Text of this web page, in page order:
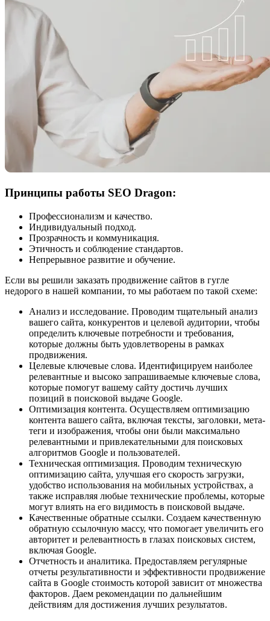
Принципы работы SEO Dragon:
Профессионализм и качество.
Индивидуальный подход.
Прозрачность и коммуникация.
Этичность и соблюдение стандартов.
Непрерывное развитие и обучение.
Если вы решили заказать продвижение сайтов в гугле
недорого в нашей компании, то мы работаем по такой схеме:
Анализ и исследование. Проводим тщательный анализ
вашего сайта, конкурентов и целевой аудитории, чтобы
определить ключевые потребности и требования,
которые должны быть удовлетворены в рамках
продвижения.
Целевые ключевые слова. Идентифицируем наиболее
релевантные и высоко запрашиваемые ключевые слова,
которые помогут вашему сайту достичь лучших
позиций в поисковой выдаче Google.
Оптимизация контента. Осуществляем оптимизацию
контента вашего сайта, включая тексты, заголовки, мета-
теги и изображения, чтобы они были максимально
релевантными и привлекательными для поисковых
алгоритмов Google и пользователей.
Техническая оптимизация. Проводим техническую
оптимизацию сайта, улучшая его скорость загрузки,
удобство использования на мобильных устройствах, а
также исправляя любые технические проблемы, которые
могут влиять на его видимость в поисковой выдаче.
Качественные обратные ссылки. Создаем качественную
обратную ссылочную массу, что помогает увеличить его
авторитет и релевантность в глазах поисковых систем,
включая Google.
Отчетность и аналитика. Предоставляем регулярные
отчеты результативности и эффективности продвижение
сайта в Google стоимость которой зависит от множества
факторов. Даем рекомендации по дальнейшим
действиям для достижения лучших результатов.